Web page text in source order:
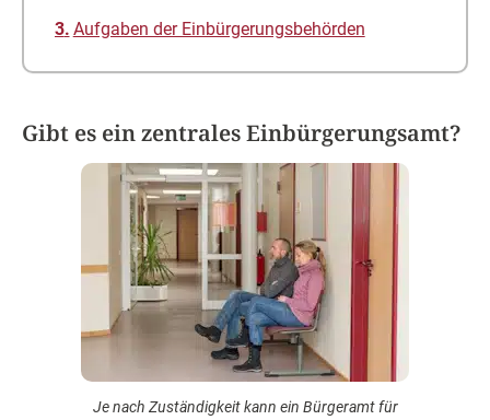
Aufgaben der Einbürgerungsbehörden
Gibt es ein zentrales Einbürgerungsamt?
Je nach Zuständigkeit kann ein Bürgeramt für